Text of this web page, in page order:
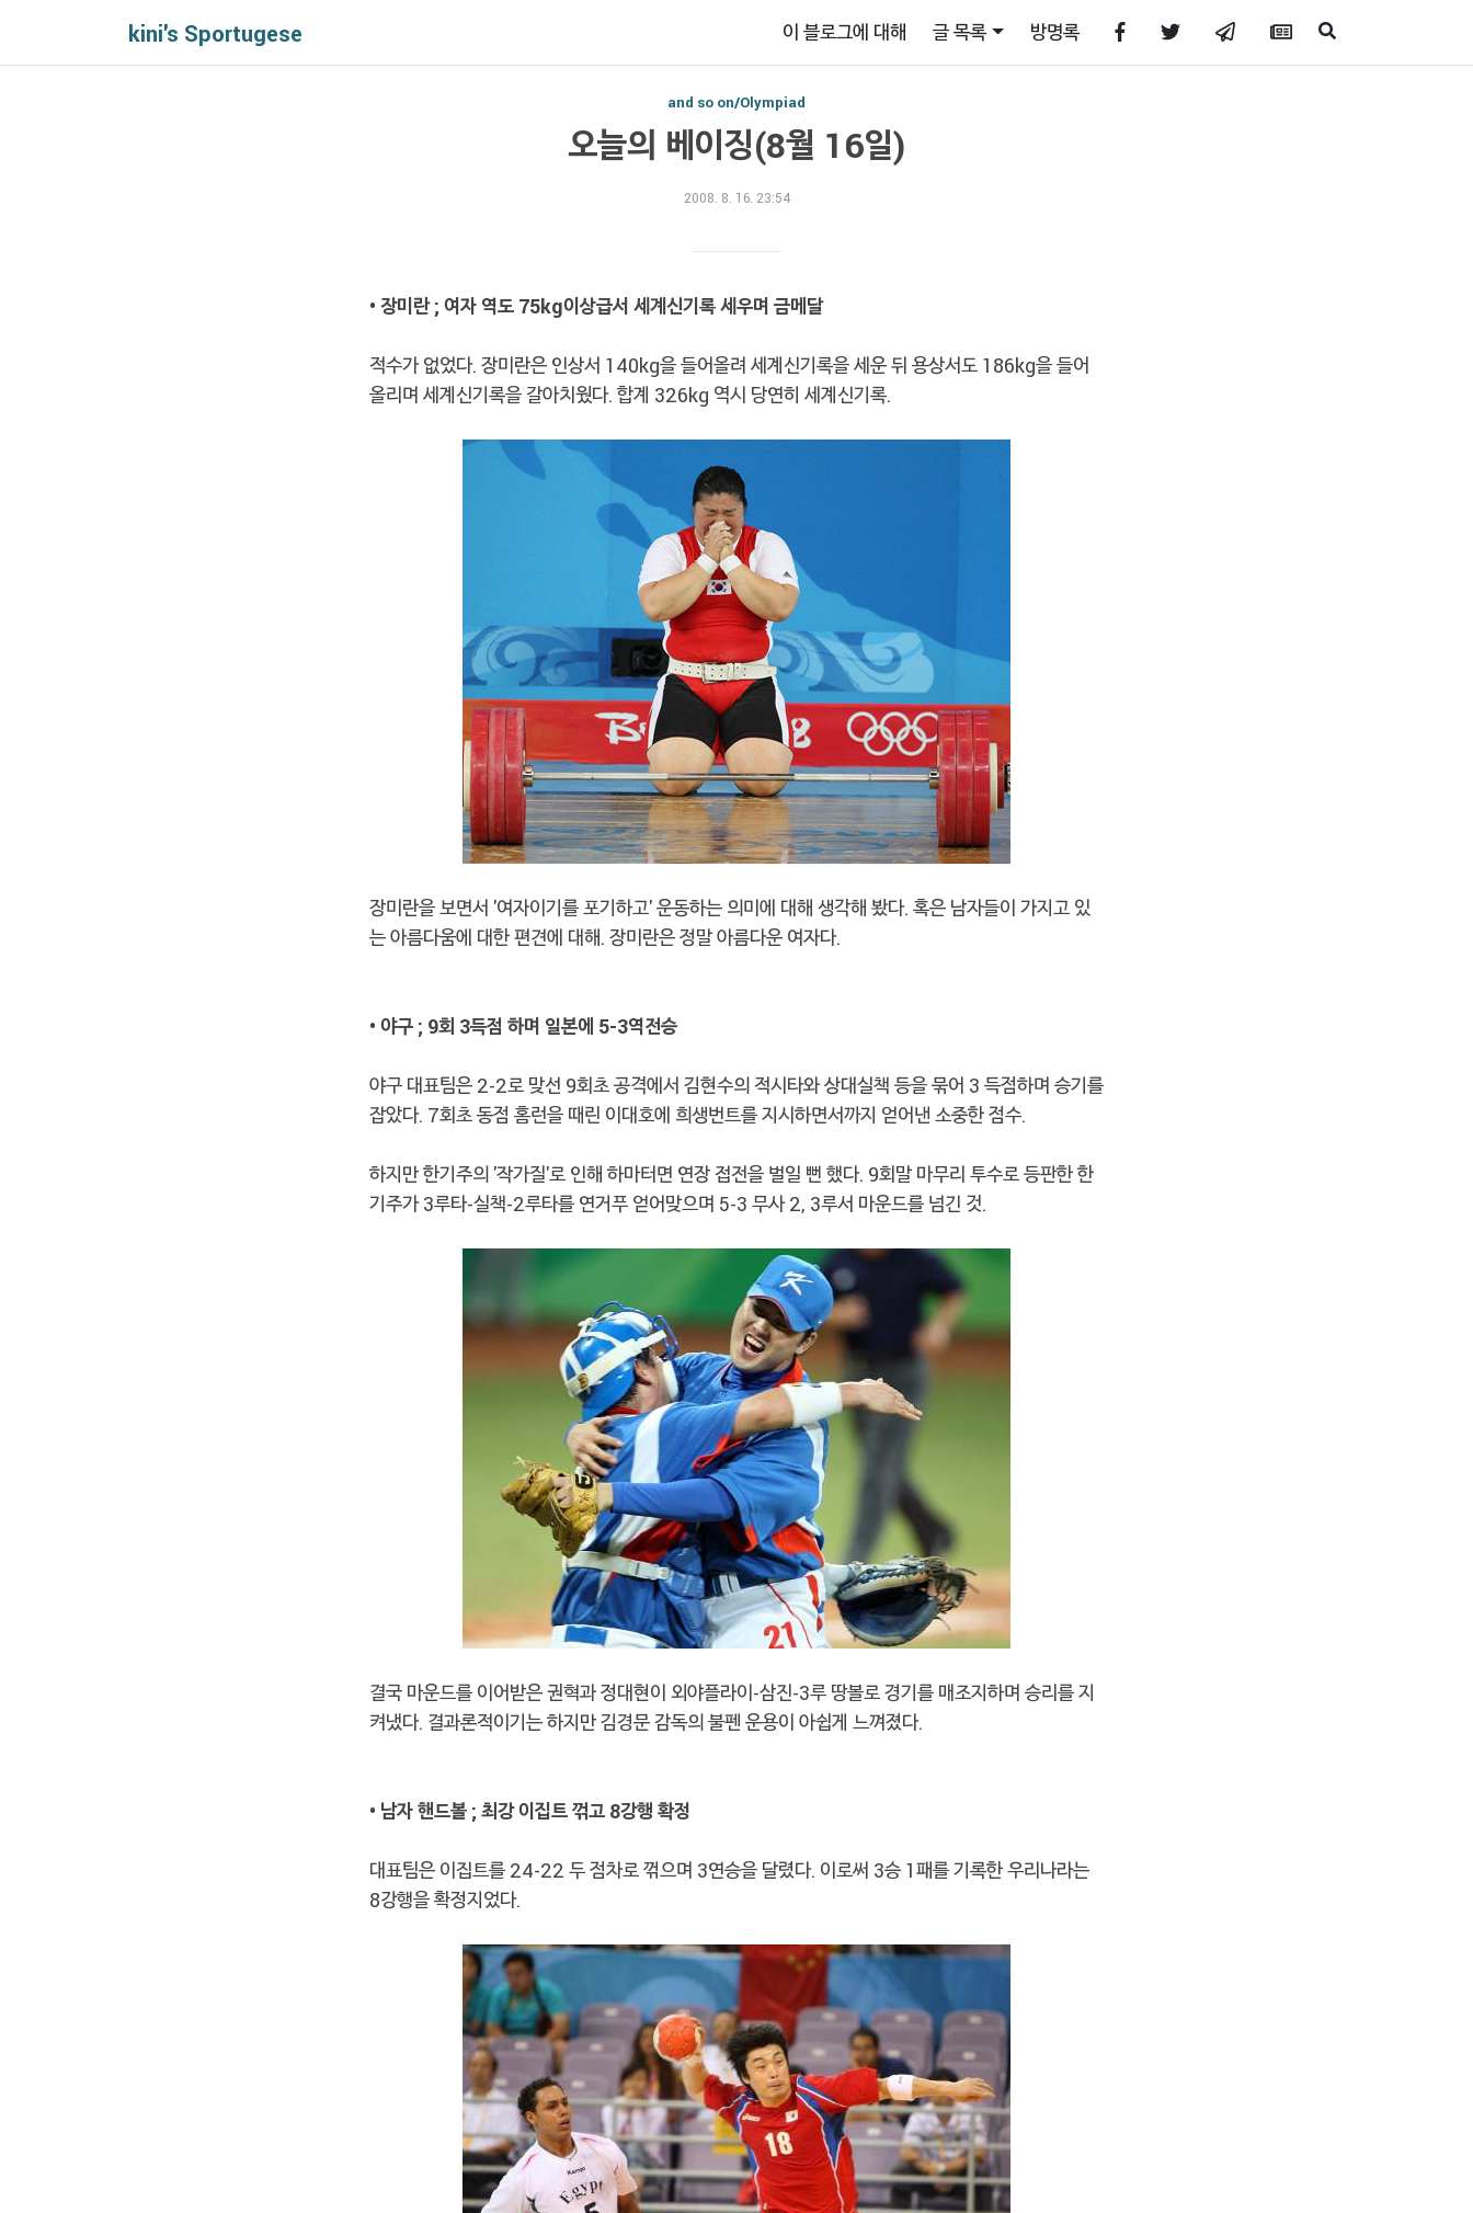
kini's Sportugese 이 블로그에 대해 글 목록 방명록
and so on/Olympiad
오늘의 베이징(8월 16일)
2008. 8. 16. 23:54
• 장미란 ; 여자 역도 75kg이상급서 세계신기록 세우며 금메달
적수가 없었다. 장미란은 인상서 140kg을 들어올려 세계신기록을 세운 뒤 용상서도 186kg을 들어
올리며 세계신기록을 갈아치웠다. 합계 326kg 역시 당연히 세계신기록.
장미란을 보면서 '여자이기를 포기하고' 운동하는 의미에 대해 생각해 봤다. 혹은 남자들이 가지고 있
는 아름다움에 대한 편견에 대해. 장미란은 정말 아름다운 여자다.
• 야구 ; 9회 3득점 하며 일본에 5-3역전승
야구 대표팀은 2-2로 맞선 9회초 공격에서 김현수의 적시타와 상대실책 등을 묶어 3 득점하며 승기를
잡았다. 7회초 동점 홈런을 때린 이대호에 희생번트를 지시하면서까지 얻어낸 소중한 점수.
하지만 한기주의 '작가질'로 인해 하마터면 연장 접전을 벌일 뻔 했다. 9회말 마무리 투수로 등판한 한
기주가 3루타-실책-2루타를 연거푸 얻어맞으며 5-3 무사 2, 3루서 마운드를 넘긴 것.
결국 마운드를 이어받은 권혁과 정대현이 외야플라이-삼진-3루 땅볼로 경기를 매조지하며 승리를 지
켜냈다. 결과론적이기는 하지만 김경문 감독의 불펜 운용이 아쉽게 느껴졌다.
• 남자 핸드볼 ; 최강 이집트 꺾고 8강행 확정
대표팀은 이집트를 24-22 두 점차로 꺾으며 3연승을 달렸다. 이로써 3승 1패를 기록한 우리나라는
8강행을 확정지었다.